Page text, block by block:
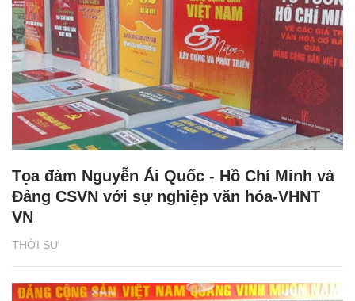
THỜI SỰ
Tọa đàm Nguyễn Ái Quốc - Hồ Chí Minh và
Đảng CSVN với sự nghiệp văn hóa-VHNT
VN